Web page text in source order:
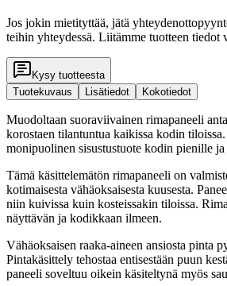
Jos jokin mietityttää, jätä
teihin yhteydessä. Liitämme tuotteen tiedot
Kysy tuotteesta
Tuotekuvaus
Lisätiedot Kokotiedot
Muodoltaan suoraviivainen rimapaneeli
korostaen tilantuntua kaikissa kodin
monipuolinen sisustustuote kodin pienille
Tämä käsittelemätön rimapaneeli on
kotimaisesta vähäoksaisesta kuusesta.
niin kuivissa kuin kosteissakin tiloissa.
näyttävän ja kodikkaan ilmeen.
Vähäoksaisen raaka-aineen ansiosta pinta
Pintakäsittely tehostaa entisestään puun
paneeli soveltuu oikein käsiteltynä myös